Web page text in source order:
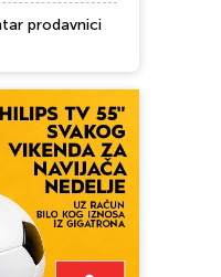
prodavnici